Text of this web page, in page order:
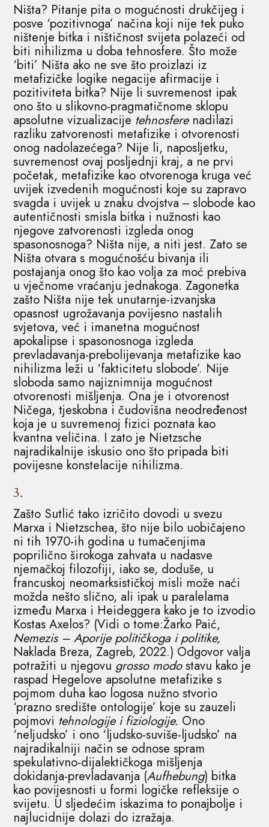
Ništa? Pitanje pita o mogućnosti drukčijeg i
posve ‘pozitivnoga’ načina koji nije tek puko
ništenje bitka i ništičnost svijeta polazeći od
biti nihilizma u doba tehnosfere. Što može
‘biti’ Ništa ako ne sve što proizlazi iz
metafizičke logike negacije afirmacije i
pozitiviteta bitka? Nije li suvremenost ipak
ono što u slikovno-pragmatičnome sklopu
apsolutne vizualizacije tehnosfere nadilazi
razliku zatvorenosti metafizike i otvorenosti
onog nadolazećega? Nije li, naposljetku,
suvremenost ovaj posljednji kraj, a ne prvi
početak, metafizike kao otvorenoga kruga već
uvijek izvedenih mogućnosti koje su zapravo
svagda i uvijek u znaku dvojstva ‒ slobode kao
autentičnosti smisla bitka i nužnosti kao
njegove zatvorenosti izgleda onog
spasonosnoga? Ništa nije, a niti jest. Zato se
Ništa otvara s mogućnošću bivanja ili
postajanja onog što kao volja za moć prebiva
u vječnome vraćanju jednakoga. Zagonetka
zašto Ništa nije tek unutarnje-izvanjska
opasnost ugrožavanja povijesno nastalih
svjetova, već i imanetna mogućnost
apokalipse i spasonosnoga izgleda
prevladavanja-prebolijevanja metafizike kao
nihilizma leži u ‘fakticitetu slobode’. Nije
sloboda samo najiznimnija mogućnost
otvorenosti mišljenja. Ona je i otvorenost
Ničega, tjeskobna i čudovišna neodređenost
koja je u suvremenoj fizici poznata kao
kvantna veličina. I zato je Nietzsche
najradikalnije iskusio ono što pripada biti
povijesne konstelacije nihilizma.
3.
Zašto Sutlić tako izričito dovodi u svezu
Marxa i Nietzschea, što nije bilo uobičajeno
ni tih 1970-ih godina u tumačenjima
poprilično širokoga zahvata u nadasve
njemačkoj filozofiji, iako se, doduše, u
francuskoj neomarksističkoj misli može naći
možda nešto slično, ali ipak u paralelama
između Marxa i Heideggera kako je to izvodio
Kostas Axelos? (Vidi o tome:Žarko Paić,
Nemezis – Aporije političkoga i politike,
Naklada Breza, Zagreb, 2022.) Odgovor valja
potražiti u njegovugrosso modostavu kako je
raspad Hegelove apsolutne metafizike s
pojmom duha kao logosa nužno stvorio
‘prazno središte ontologije’ koje su zauzeli
pojmovi tehnologije i fiziologije. Ono
‘neljudsko’ i ono ‘ljudsko-suviše-ljudsko’ na
najradikalniji način se odnose spram
spekulativno-dijalektičkoga mišljenja
dokidanja-prevladavanja (Aufhebung) bitka
kao povijesnosti u formi logičke refleksije o
svijetu. U sljedećim iskazima to ponajbolje i
najlucidnije dolazi do izražaja.